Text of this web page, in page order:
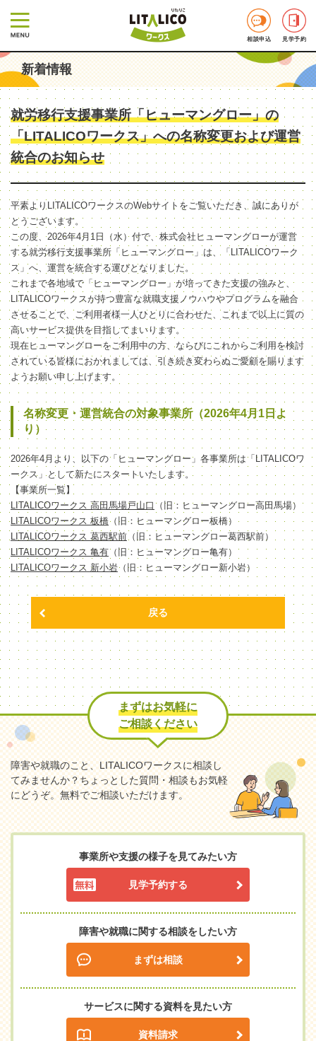
相談申込 見学予約
新着情報
就労移行支援事業所「ヒューマングロー」の
「LITALICOワークス」への名称変更および運営
統合のお知らせ
平素よりLITALICOワークスのWebサイトをご覧いただき、誠にありが
とうございます。
この度、2026年4月1日（水）付で、株式会社ヒューマングローが運営
する就労移行支援事業所「ヒューマングロー」は、「LITALICOワーク
ス」へ、運営を統合する運びとなりました。
これまで各地域で「ヒューマングロー」が培ってきた支援の強みと、
LITALICOワークスが持つ豊富な就職支援ノウハウやプログラムを融合
させることで、ご利用者様一人ひとりに合わせた、これまで以上に質の
高いサービス提供を目指してまいります。
現在ヒューマングローをご利用中の方、ならびにこれからご利用を検討
されている皆様におかれましては、引き続き変わらぬご愛顧を賜ります
ようお願い申し上げます。
名称変更・運営統合の対象事業所（2026年4月1日よ
り）
2026年4月より、以下の「ヒューマングロー」各事業所は「LITALICOワ
ークス」として新たにスタートいたします。
【事業所一覧】
LITALICOワークス 高田馬場戸山口 （旧：ヒューマングロー高田馬場）
LITALICOワークス 板橋（旧：ヒューマングロー板橋）
LITALICOワークス 葛西駅前 （旧：ヒューマングロー葛西駅前）
LITALICOワークス 亀有（旧：ヒューマングロー亀有）
LITALICOワークス 新小岩（旧：ヒューマングロー新小岩）
戻る
まずはお気軽に
ご相談ください
障害や就職のこと、LITALICOワークスに相談し
てみませんか？ちょっとした質問・相談もお気軽
にどうぞ。無料でご相談いただけます。
事業所や支援の様子を見てみたい方
見学予約する
障害や就職に関する相談をしたい方
まずは相談
サービスに関する資料を見たい方
資料請求